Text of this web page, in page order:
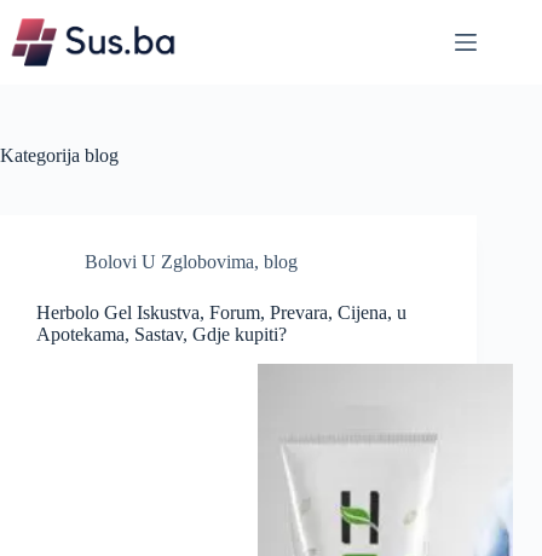
content
Kategorija blog
Bolovi U Zglobovima, blog
Herbolo Gel Iskustva, Forum, Prevara, Cijena, u
Apotekama, Sastav, Gdje kupiti?